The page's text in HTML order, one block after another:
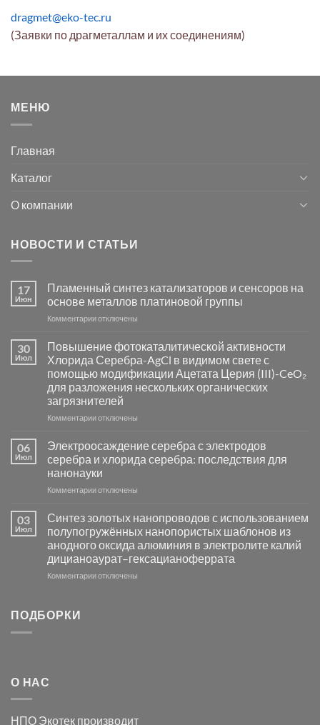
dragmet@eko-tec.ru
(Заявки по драгметаллам и их соединениям)
МЕНЮ
Главная
Каталог
О компании
НОВОСТИ И СТАТЬИ
17
Июн
Пламенный синтез катализаторов и сенсоров на
основе металлов платиновой группы
Комментариик
Пламенный
синтез
катализаторов
и
сенсоров
на
основе
группы
отключены
30
Июл
Повышение фотокаталитической активности
Хлорида Серебра-AgCl в видимом свете с
помощью модификации Ацетата Церия (III)-CeO₂
для разложения нескольких органических
загрязнителей
Комментариик
фотокаталитической
активности
Хлорида
Серебра-
в
видимом
свете
с
помощью
модификации
отключены
06
Июл
Электроосаждение серебра с электродов
серебра и хлорида серебра: последствия для
нанонауки
Комментариик
серебра
с
электродов
серебра
и
отключены
03
Июл
Синтез золотых нанопроводов с использованием
полупогружённых нанопористых шаблонов из
анодного оксида алюминия в электролите калий
дицианоаурат–гексацианоферрата
Комментариик
оксида
отключены
ПОДБОРКИ
О НАС
НПО Экотек производит